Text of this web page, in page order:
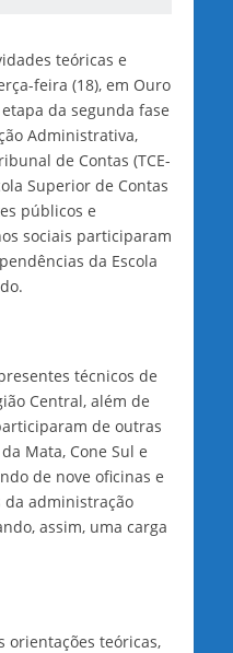
teóricas e
feira (18), em Ouro
da segunda fase
Administrativa,
de Contas (TCE-
Superior de Contas
públicos e
sociais participaram
da Escola
técnicos de
Central, além de
de outras
Mata, Cone Sul e
de nove oficinas e
administração
assim, uma carga
orientações teóricas,